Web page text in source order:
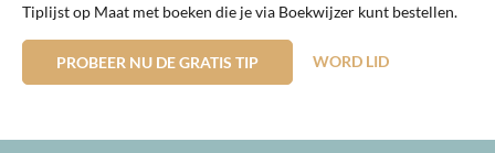
Tiplijst op Maat met boeken die je via Boekwijzer kunt bestellen.
PROBEER NU DE GRATIS TIP WORD LID